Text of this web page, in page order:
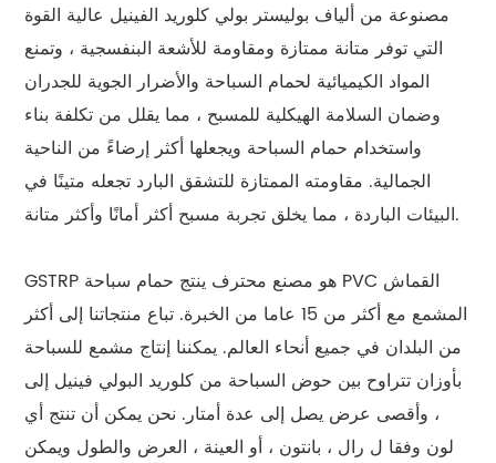
مصنوعة من ألياف بوليستر بولي كلوريد الفينيل عالية القوة
التي توفر متانة ممتازة ومقاومة للأشعة البنفسجية ، وتمنع
المواد الكيميائية لحمام السباحة والأضرار الجوية للجدران
وضمان السلامة الهيكلية للمسبح ، مما يقلل من تكلفة بناء
واستخدام حمام السباحة ويجعلها أكثر إرضاءً من الناحية
الجمالية. مقاومته الممتازة للتشقق البارد تجعله متينًا في
البيئات الباردة ، مما يخلق تجربة مسبح أكثر أمانًا وأكثر متانة.
GSTRP هو مصنع محترف ينتج حمام سباحة PVC القماش
المشمع مع أكثر من 15 عاما من الخبرة. تباع منتجاتنا إلى أكثر
من البلدان في جميع أنحاء العالم. يمكننا إنتاج مشمع للسباحة
بأوزان تتراوح بين حوض السباحة من كلوريد البولي فينيل إلى
، وأقصى عرض يصل إلى عدة أمتار. نحن يمكن أن تنتج أي
لون وفقا ل رال ، بانتون ، أو العينة ، العرض والطول ويمكن